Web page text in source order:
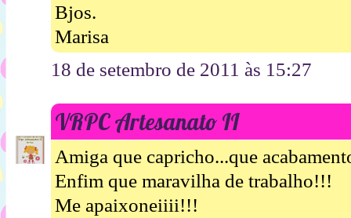
Bjos.
Marisa
18 de setembro de 2011 às 15:27
VRPC Artesanato II
Amiga que capricho...que
Enfim que maravilha de trabalho!!!
Me apaixoneiiii!!!